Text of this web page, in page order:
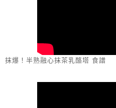
抹爆！半熟融心抹茶乳酪塔 食譜